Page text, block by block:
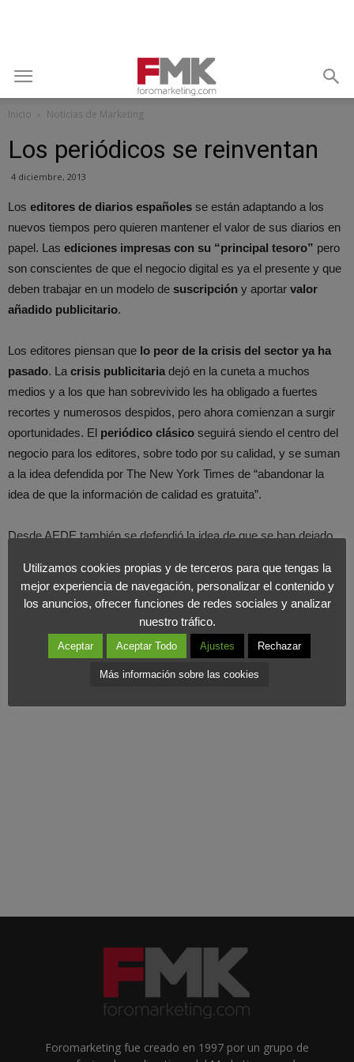
Inicio Noticias de Marketing
Los periódicos se reinventan
4 diciembre, 2013
Los editores de diarios españoles se están adaptando a los
nuevos tiempos pero quieren mantener el valor de sus diarios en
papel. Las ediciones impresas con su “principal tesoro” pero
son conscientes de que el negocio digital es ya el presente y que
deben trabajar en un modelo de suscripción y aportar valor
añadido publicitario.
Los editores piensan que lo peor de la crisis del sector ya ha
pasado. La crisis publicitaria dejó en la cuneta a muchos
medios y a los que han sobrevivido les ha obligado a fuertes
recortes y numerosos despidos, pero ahora comienzan a surgir
oportunidades. El periódico clásico seguirá siendo el centro del
negocio para los editores, sobre todo por su calidad, y se suman
a la idea defendida por The New York Times de “abandonar la
idea de que la información de calidad es gratuita”.
Desde AEDE también se defendió la idea de que se han dejado
publicidad. EnForomarketing también creemos que el
periódico tiene un buen presente y futuro, aunque deba
y distinguirse con un
diferenciación y un contenido de calidad exclusivo.
Foromarketing fue creado en 1997 por un grupo de
Utilizamos cookies propias y de terceros para que tengas la
mejor experiencia de navegación, personalizar el contenido y
los anuncios, ofrecer funciones de redes sociales y analizar
nuestro tráfico.
Aceptar Aceptar Todo Ajustes Rechazar
Más información sobre las cookies